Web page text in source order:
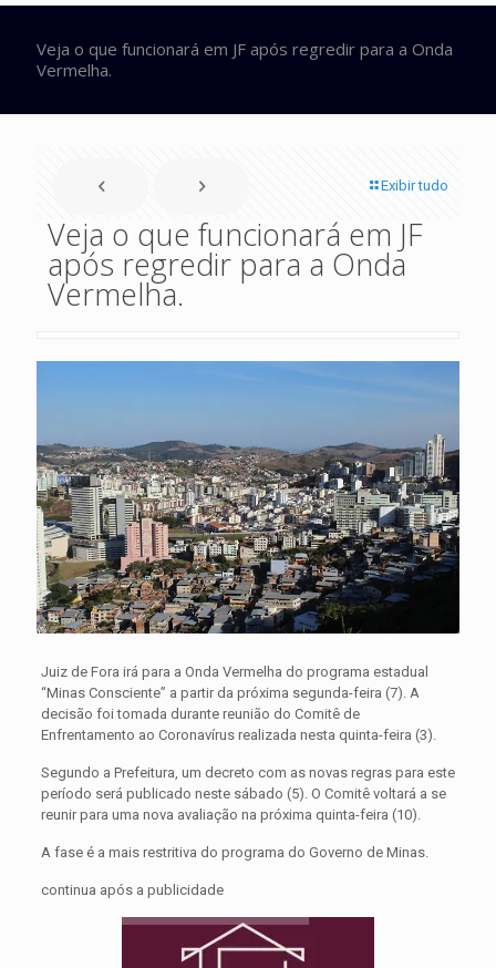
Veja o que funcionará em JF após regredir para a Onda
Vermelha.
Exibir tudo
Veja o que funcionará em JF
após regredir para a Onda
Vermelha.
Juiz de Fora irá para a Onda Vermelha do programa estadual
“Minas Consciente” a partir da próxima segunda-feira (7). A
decisão foi tomada durante reunião do Comitê de
Enfrentamento ao Coronavírus realizada nesta quinta-feira (3).
Segundo a Prefeitura, um decreto com as novas regras para este
período será publicado neste sábado (5). O Comitê voltará a se
reunir para uma nova avaliação na próxima quinta-feira (10).
A fase é a mais restritiva do programa do Governo de Minas.
continua após a publicidade